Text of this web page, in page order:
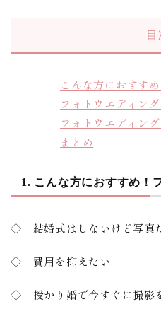
目
こんな方におすす
フォトウエディン
フォトウエディン
まとめ
1. こんな方におすすめ！
◇ 結婚式はしないけど写真
◇ 費用を抑えたい
◇ 授かり婚で今すぐに撮影